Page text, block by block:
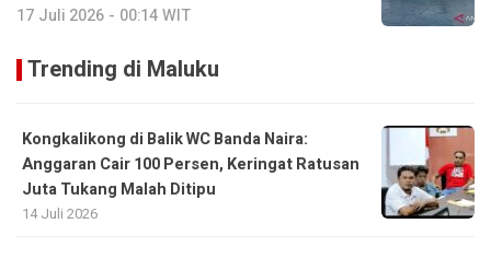
17 Juli 2026 - 00:14 WIT
Trending di Maluku
Kongkalikong di Balik WC Banda Naira:
Anggaran Cair 100 Persen, Keringat Ratusan
Juta Tukang Malah Ditipu
14 Juli 2026